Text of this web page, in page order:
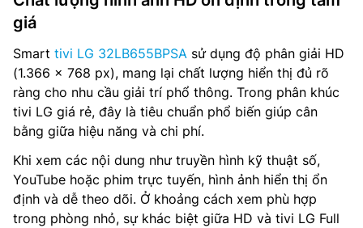
giá
Smart tivi LG 32LB655BPSA sử dụng độ phân giải HD
(1.366 x 768 px), mang lại chất lượng hiển thị đủ rõ
ràng cho nhu cầu giải trí phổ thông. Trong phân khúc
tivi LG giá rẻ, đây là tiêu chuẩn phổ biến giúp cân
bằng giữa hiệu năng và chi phí.
Khi xem các nội dung như truyền hình kỹ thuật số,
YouTube hoặc phim trực tuyến, hình ảnh hiển thị ổn
định và dễ theo dõi. Ở khoảng cách xem phù hợp
trong phòng nhỏ, sự khác biệt giữa HD và tivi LG Full